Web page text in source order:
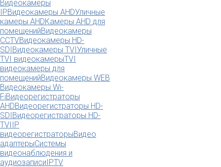
Видеокамеры
IPВидеокамеры AHDУличные
камеры AHDКамеры AHD для
помещенийВидеокамеры
CCTVВидеокамеры HD-
SDIВидеокамеры TVIУличные
TVI видеокамерыTVI
видеокамеры для
помещенийВидеокамеры WEB
Видеокамеры Wi-
FiВидеорегистраторы
AHDВидеорегистраторы HD-
SDIВидеорегистраторы HD-
TVI IP
видеорегистраторыВидео
адаптерыСистемы
видеонаблюдения и
аудиозаписиIPTV